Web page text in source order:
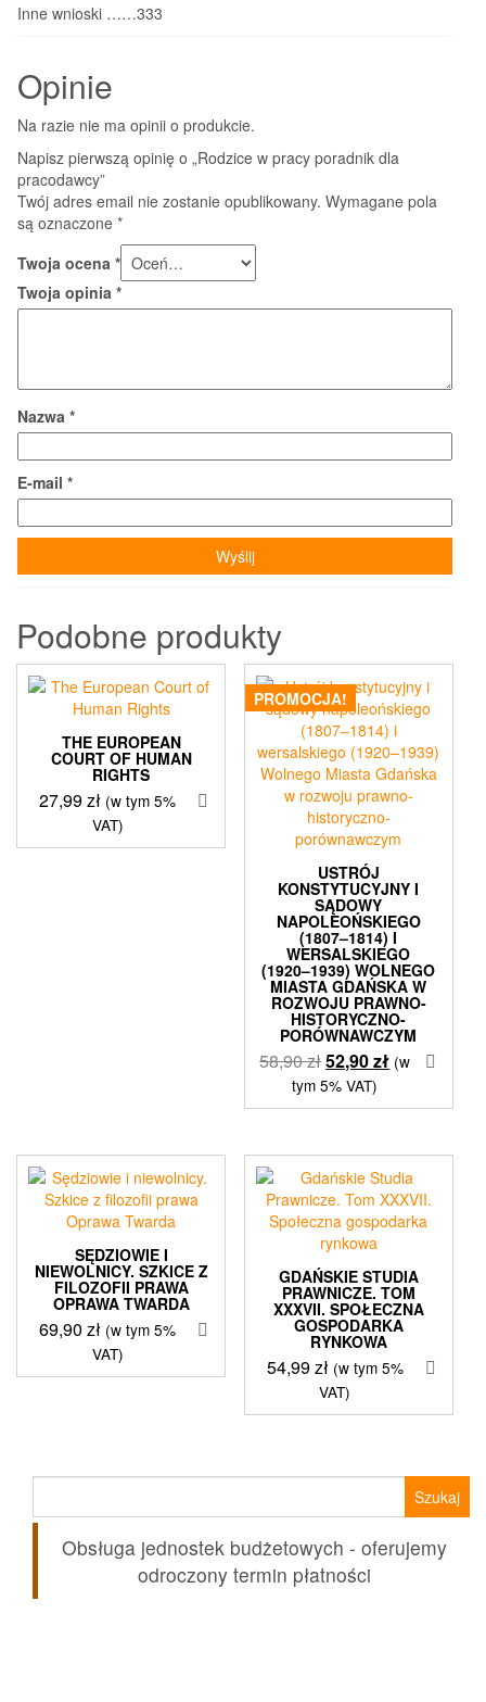
Inne wnioski ……333
Opinie
Na razie nie ma opinii o produkcie.
Napisz pierwszą opinię o „Rodzice w pracy poradnik dla
pracodawcy”
Twój adres email nie zostanie opublikowany. Wymagane pola
są oznaczone *
Twoja ocena *
Twoja opinia *
Nazwa *
E-mail *
Podobne produkty
THE EUROPEAN
COURT OF HUMAN
RIGHTS
27,99zł (w tym 5%
VAT)
PROMOCJA!
USTRÓJ
KONSTYTUCYJNY I
SĄDOWY
NAPOLEOŃSKIEGO
(1807–1814) I
WERSALSKIEGO
(1920–1939) WOLNEGO
MIASTA GDAŃSKA W
ROZWOJU PRAWNO-
HISTORYCZNO-
PORÓWNAWCZYM
58,90złPierwotna
cena
wynosiła:
52,90złAktualna
wynosi:
(w
tym 5% VAT)
SĘDZIOWIE I
NIEWOLNICY. SZKICE Z
FILOZOFII PRAWA
OPRAWA TWARDA
69,90zł (w tym 5%
VAT)
GDAŃSKIE STUDIA
PRAWNICZE. TOM
XXXVII. SPOŁECZNA
GOSPODARKA
RYNKOWA
54,99zł (w tym 5%
VAT)
Obsługa jednostek budżetowych - oferujemy
odroczony termin płatności